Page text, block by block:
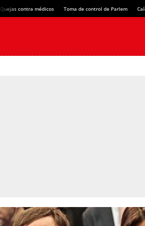
Quejas contra médicos Toma de control de Parlem